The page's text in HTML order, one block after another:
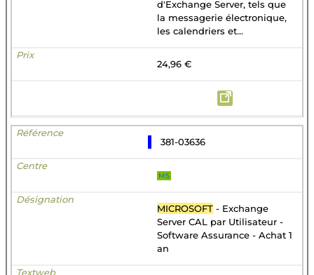
d'Exchange Server, tels que
la messagerie électronique,
les calendriers et...
24,96 €
381-03636
MS
MICROSOFT - Exchange
Server CAL par Utilisateur -
Software Assurance - Achat 1
an